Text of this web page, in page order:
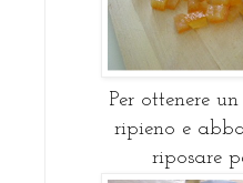
Per ottenere
ripieno e
riposare